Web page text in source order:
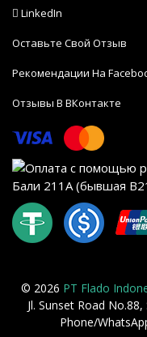
LinkedIn
Оставьте Свой Отзыв
Рекомендации На
Отзывы В ВКонтакте
© 2026 PT Flado
Jl. Sunset Road
Phone/